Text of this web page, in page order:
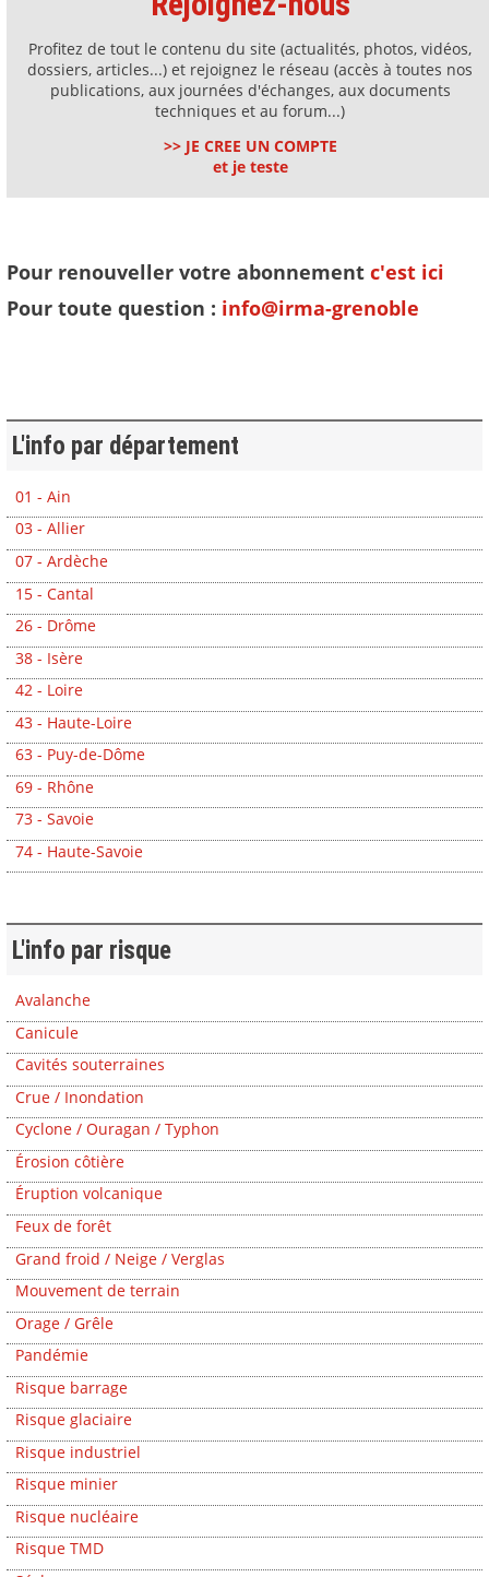
Profitez de tout le contenu du site (actualités, photos, vidéos,
dossiers, articles...) et rejoignez le réseau (accès à toutes nos
publications, aux journées d'échanges, aux documents
techniques et au forum...)
>> JE CREE UN COMPTE
et je teste
Pour renouveller votre abonnement c'est ici
Pour toute question : info@irma-grenoble
L'info par département
01 - Ain
03 - Allier
07 - Ardèche
15 - Cantal
26 - Drôme
38 - Isère
42 - Loire
43 - Haute-Loire
63 - Puy-de-Dôme
69 - Rhône
73 - Savoie
74 - Haute-Savoie
L'info par risque
Avalanche
Canicule
Cavités souterraines
Crue / Inondation
Cyclone / Ouragan / Typhon
Érosion côtière
Éruption volcanique
Feux de forêt
Grand froid / Neige / Verglas
Mouvement de terrain
Orage / Grêle
Pandémie
Risque barrage
Risque glaciaire
Risque industriel
Risque minier
Risque nucléaire
Risque TMD